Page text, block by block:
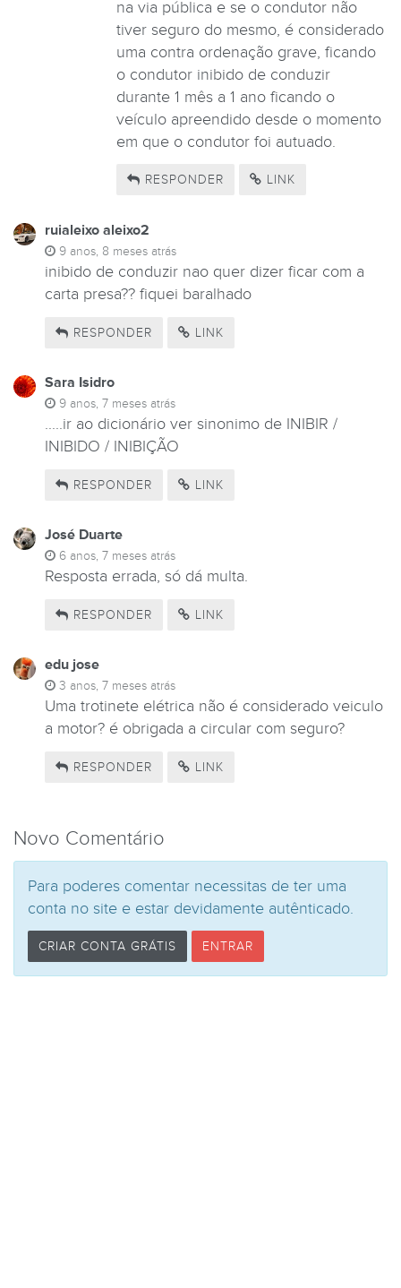
na via pública e se o condutor não
tiver seguro do mesmo, é considerado
uma contra ordenação grave, ficando
o condutor inibido de conduzir
durante 1 mês a 1 ano ficando o
veículo apreendido desde o momento
em que o condutor foi autuado.
RESPONDER LINK
ruialeixo aleixo2
9 anos, 8 meses atrás
inibido de conduzir nao quer dizer ficar com a
carta presa?? fiquei baralhado
RESPONDER LINK
Sara Isidro
9 anos, 7 meses atrás
.....ir ao dicionário ver sinonimo de INIBIR /
INIBIDO / INIBIÇÃO
RESPONDER LINK
José Duarte
6 anos, 7 meses atrás
Resposta errada, só dá multa.
RESPONDER LINK
edu jose
3 anos, 7 meses atrás
Uma trotinete elétrica não é considerado veiculo
a motor? é obrigada a circular com seguro?
RESPONDER LINK
Novo Comentário
Para poderes comentar necessitas de ter uma
conta no site e estar devidamente autênticado.
CRIAR CONTA GRÁTIS ENTRAR